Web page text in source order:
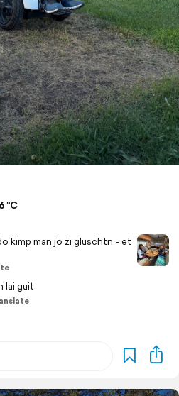
°C
kimp man jo zi gluschtn - et
lai guit